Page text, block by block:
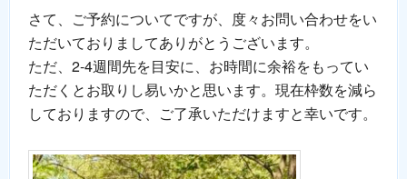
さて、ご予約についてですが、度々お問い合わせをい
ただいておりましてありがとうございます。
ただ、2-4週間先を目安に、お時間に余裕をもってい
ただくとお取りし易いかと思います。現在枠数を減ら
しておりますので、ご了承いただけますと幸いです。